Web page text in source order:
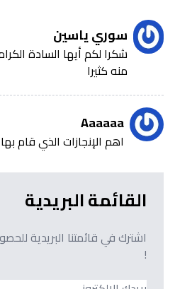
سوري ياسين
شكرا لكم أيها السادة
منه كثيرا
Aaaaaa
اهم الإنجازات الذي قام
القائمة البريدية
اشترك في قائمتنا البريدية
!